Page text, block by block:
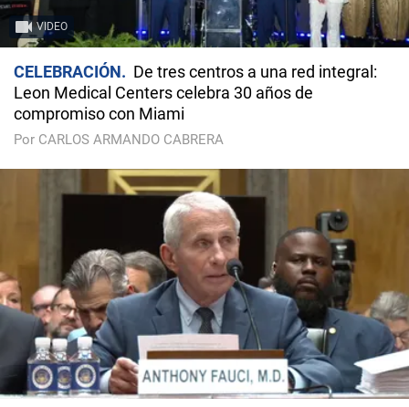
VIDEO
CELEBRACIÓN
De tres centros a una red integral:
Leon Medical Centers celebra 30 años de
compromiso con Miami
Por CARLOS ARMANDO CABRERA